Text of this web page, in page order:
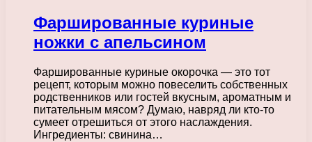
Фаршированные куриные
ножки с апельсином
Фаршированные куриные окорочка — это тот
рецепт, которым можно повеселить собственных
родственников или гостей вкусным, ароматным и
питательным мясом? Думаю, навряд ли кто-то
сумеет отрешиться от этого наслаждения.
Ингредиенты: свинина…